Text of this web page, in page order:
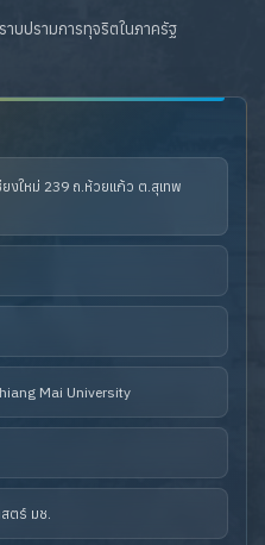
บปรามการทุจริตในภาครัฐ
งใหม่ 239 ถ.ห้วยแก้ว ต.สุเทพ
Mai University
ตร์ มช.